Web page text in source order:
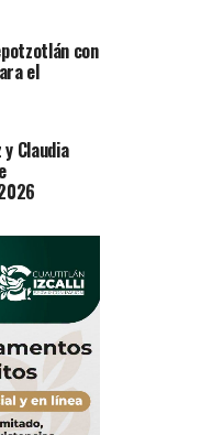
con
el
Claudia